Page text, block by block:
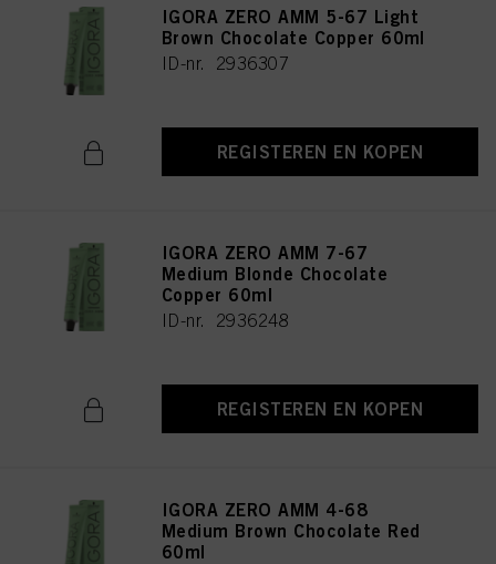
IGORA ZERO AMM 5-67 Light
Brown Chocolate Copper 60ml
ID-nr. 2936307
REGISTEREN EN KOPEN
IGORA ZERO AMM 7-67
Medium Blonde Chocolate
Copper 60ml
ID-nr. 2936248
REGISTEREN EN KOPEN
IGORA ZERO AMM 4-68
Medium Brown Chocolate Red
60ml